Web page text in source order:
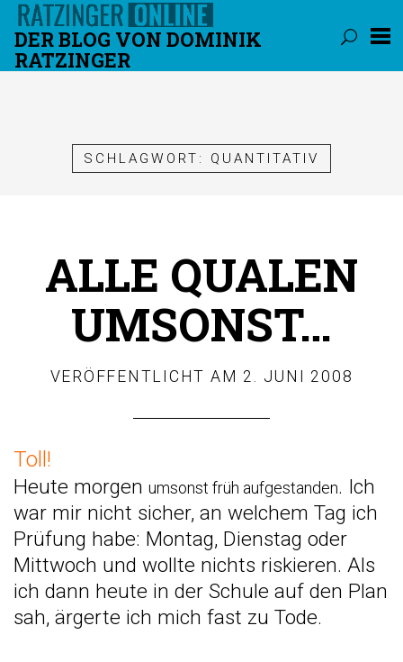
DER BLOG VON DOMINIK
RATZINGER
SCHLAGWORT: QUANTITATIV
ALLE QUALEN
UMSONST…
VERÖFFENTLICHT AM 2. JUNI 2008
Toll!
Heute morgen umsonst früh aufgestanden. Ich
war mir nicht sicher, an welchem Tag ich
Prüfung habe: Montag, Dienstag oder
Mittwoch und wollte nichts riskieren. Als
ich dann heute in der Schule auf den Plan
sah, ärgerte ich mich fast zu Tode.